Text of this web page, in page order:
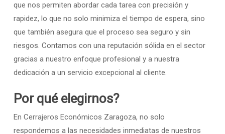
que nos permiten abordar cada tarea con precisión y
rapidez, lo que no solo minimiza el tiempo de espera, sino
que también asegura que el proceso sea seguro y sin
riesgos. Contamos con una reputación sólida en el sector
gracias a nuestro enfoque profesional y a nuestra
dedicación a un servicio excepcional al cliente.
Por qué elegirnos?
En Cerrajeros Económicos Zaragoza, no solo
respondemos a las necesidades inmediatas de nuestros